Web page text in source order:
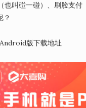
叫碰一碰）、刷脸支付
？
版下载地址